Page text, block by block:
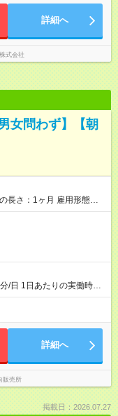
詳細へ
式会社
女問わず】【朝
長さ：1ヶ月 雇用形態、
/日 1日あたりの実働時
分～3時30分※早く終わっ
詳細へ
販売所
掲載日：2026.07.27